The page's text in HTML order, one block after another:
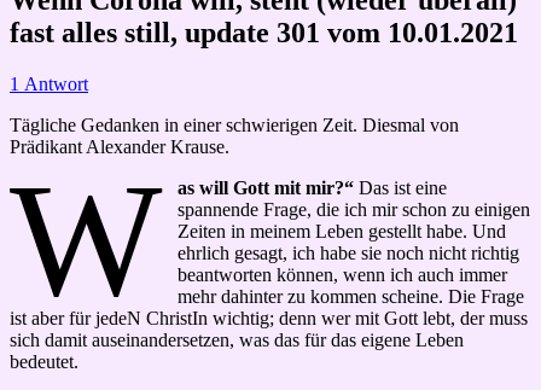
fast alles still, update 301 vom 10.01.2021
1 Antwort
Tägliche Gedanken in einer schwierigen Zeit. Diesmal von
Prädikant Alexander Krause.
W as will Gott mit mir?“ Das ist eine
spannende Frage, die ich mir schon zu einigen
Zeiten in meinem Leben gestellt habe. Und
ehrlich gesagt, ich habe sie noch nicht richtig
beantworten können, wenn ich auch immer
mehr dahinter zu kommen scheine. Die Frage
ist aber für jedeN ChristIn wichtig; denn wer mit Gott lebt, der muss
sich damit auseinandersetzen, was das für das eigene Leben
bedeutet.